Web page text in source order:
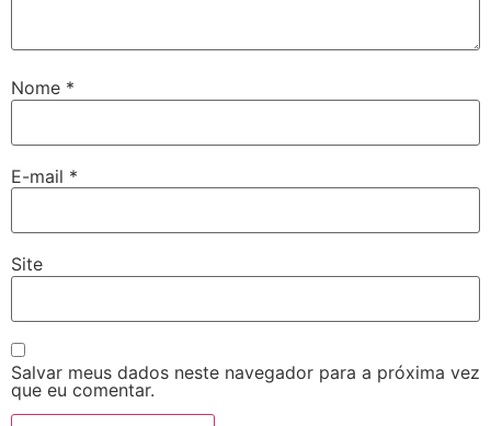
Nome *
E-mail *
Site
Salvar meus dados neste navegador para a próxima vez
que eu comentar.